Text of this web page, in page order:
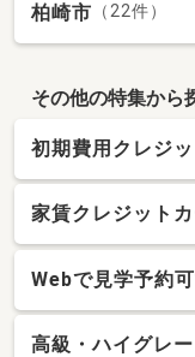
柏崎市 （22件）
その他の特集から
初期費用クレジ
家賃クレジット
Webで見学予約
高級・ハイグレ